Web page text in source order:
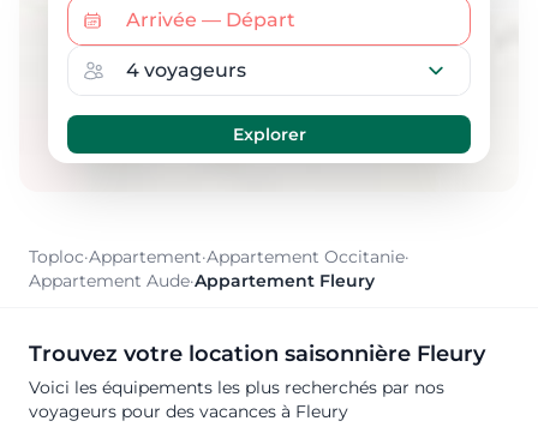
Toploc·Appartement·Appartement Occitanie·
Appartement Aude·Appartement Fleury
Trouvez votre location saisonnière Fleury
Voici les équipements les plus recherchés par nos
voyageurs pour des vacances à Fleury